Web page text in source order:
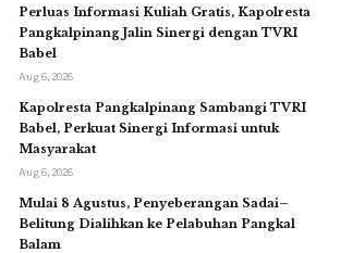
Perluas Informasi Kuliah Gratis, Kapolresta
Pangkalpinang Jalin Sinergi dengan TVRI
Babel
Aug 6, 2026
Kapolresta Pangkalpinang Sambangi TVRI
Babel, Perkuat Sinergi Informasi untuk
Masyarakat
Aug 6, 2026
Mulai 8 Agustus, Penyeberangan Sadai–
Belitung Dialihkan ke Pelabuhan Pangkal
Balam